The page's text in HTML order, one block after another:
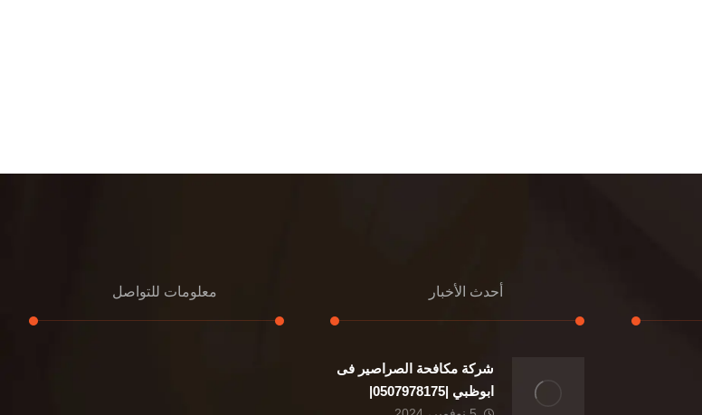
أحدث الأخبار
شركة مكافحة الصراصير فى
ابوظبي |0507978175|
معلومات للتواصل